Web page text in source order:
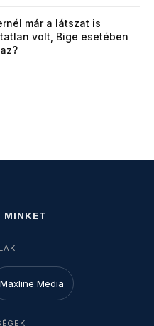
már a látszat is
volt, Bige esetében
MINKET
Maxline Media